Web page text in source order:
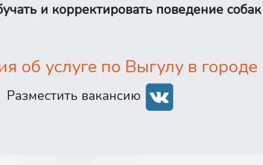
и корректировать поведение
об услуге по Выгулу в
Разместить вакансию